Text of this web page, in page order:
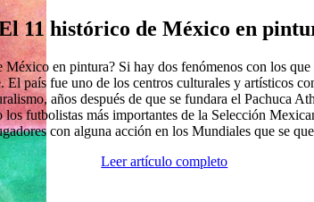
11 histórico de México en
en pintura? Si hay dos fenómenos con los
país fue uno de los centros culturales y artísticos
años después de que se fundara el Pachuca
futbolistas más importantes de la Selección
con alguna acción en los Mundiales que se
Leer artículo completo